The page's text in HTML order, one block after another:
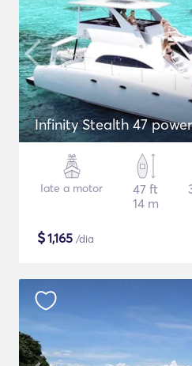
Infinity Stealth 47
Iate a motor
47 ft
14 m
$1,165 /dia